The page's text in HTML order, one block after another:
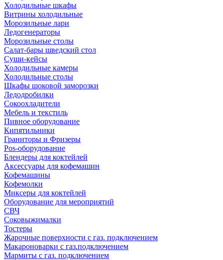
Холодильные шкафы
Витрины холодильные
Морозильные лари
Ледогенераторы
Морозильные столы
Салат-бары шведский стол
Суши-кейсы
Холодильные камеры
Холодильные столы
Шкафы шоковой заморозки
Ледодробилки
Сокоохладители
Мебель и текстиль
Пивное оборудование
Кипятильники
Граниторы и Фризеры
Pos-оборудование
Блендеры для коктейлей
Аксессуары для кофемашин
Кофемашины
Кофемолки
Миксеры для коктейлей
Оборудование для мероприятий
СВЧ
Соковыжималки
Тостеры
Жарочные поверхности с газ. подключением
Макароноварки с газ.подключением
Мармиты с газ. подключением